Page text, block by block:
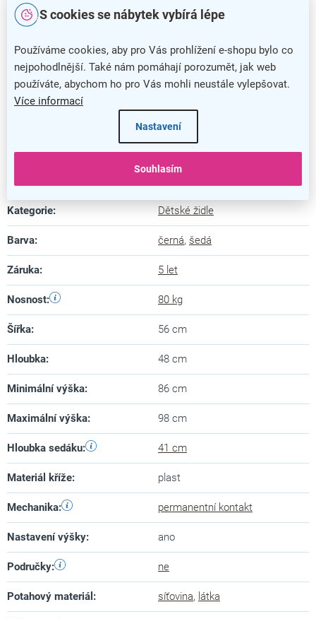
S cookies se nábytek vybírá lépe
Používáme cookies, aby pro Vás prohlížení e-shopu bylo co
nejpohodlnější. Také nám pomáhají porozumět, jak web
používáte, abychom ho pro Vás mohli neustále vylepšovat.
Více informací
Nastavení
Souhlasím
Hlavní přednosti dětské židle Dingo
Nastavitelná výška pro dítě v každém věku
Dětská židle Dingo je čalouněna kombinací látky a
síťoviny
Židli dodáváme s kolečky pro měkké podlahy
Nosný kříž disponuje nosností až 80 kg
Doplňkové parametry
Kategorie: Dětské židle
Barva: černá, šedá
Záruka: 5 let
Nosnost: 80 kg
Šířka: 56 cm
Hloubka: 48 cm
Minimální výška: 86 cm
Maximální výška: 98 cm
Hloubka sedáku: 41 cm
Materiál kříže: plast
Mechanika: permanentní kontakt
Nastavení výšky: ano
Područky: ne
Potahový materiál : síťovina, látka